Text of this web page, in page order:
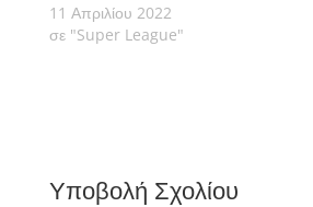
11 Απριλίου 2022
σε "Super League"
Υποβολή Σχολίου